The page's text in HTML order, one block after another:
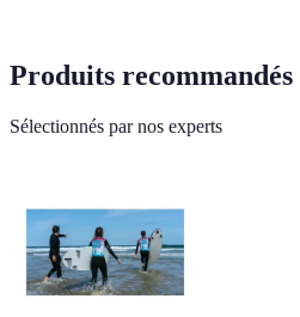
Produits recommandés
Sélectionnés par nos experts